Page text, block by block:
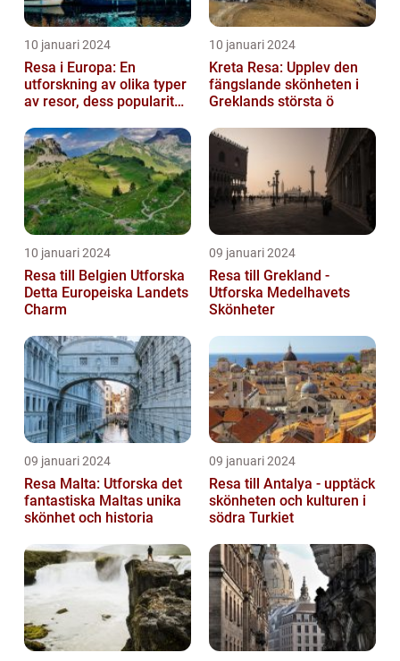
10 januari 2024
Resa i Europa: En
utforskning av olika typer
av resor, dess popularitet
10 januari 2024
Kreta Resa: Upplev den
fängslande skönheten i
Greklands största ö
10 januari 2024
Resa till Belgien Utforska
Detta Europeiska Landets
Charm
09 januari 2024
Resa till Grekland -
Utforska Medelhavets
Skönheter
09 januari 2024
Resa Malta: Utforska det
fantastiska Maltas unika
skönhet och historia
09 januari 2024
Resa till Antalya - upptäck
skönheten och kulturen i
södra Turkiet